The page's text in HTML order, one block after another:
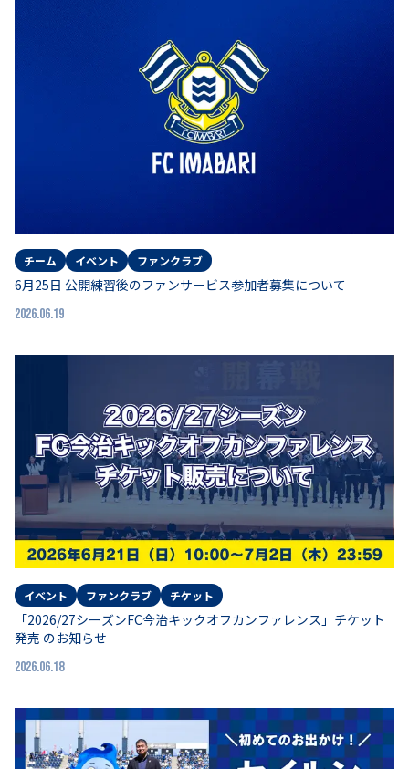
チーム イベント ファンクラブ
6月25日 公開練習後のファンサービス参加者募集について
2026.06.19
イベント ファンクラブ チケット
「2026/27シーズンFC今治キックオフカンファレンス」チケット
発売 のお知らせ
2026.06.18